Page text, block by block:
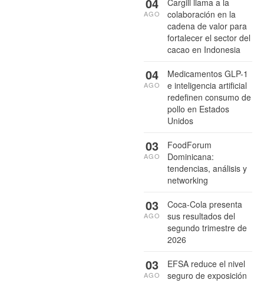
Cargill llama a la
colaboración en la
cadena de valor para
fortalecer el sector del
cacao en Indonesia
AGO
Medicamentos GLP-1
e inteligencia artificial
redefinen consumo de
pollo en Estados
Unidos
04
AGO
FoodForum
Dominicana:
tendencias, análisis y
networking
03
AGO
Coca-Cola presenta
sus resultados del
segundo trimestre de
2026
03
AGO
EFSA reduce el nivel
seguro de exposición
03
AGO